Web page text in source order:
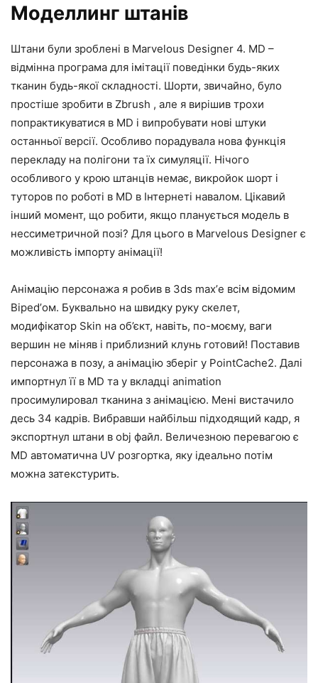
Моделлинг штанів
Штани були зроблені в Marvelous Designer 4. MD –
відмінна програма для імітації поведінки будь-яких
тканин будь-якої складності. Шорти, звичайно, було
простіше зробити в Zbrush , але я вирішив трохи
попрактикуватися в MD і випробувати нові штуки
останньої версії. Особливо порадувала нова функція
перекладу на полігони та їх симуляції. Нічого
особливого у крою штанців немає, викройок шорт і
туторов по роботі в MD в Інтернеті навалом. Цікавий
інший момент, що робити, якщо планується модель в
нессиметричной позі? Для цього в Marvelous Designer є
можливість імпорту анімації!
Анімацію персонажа я робив в 3ds max’е всім відомим
Biped’ом. Буквально на швидку руку скелет,
модифікатор Skin на об’єкт, навіть, по-моєму, ваги
вершин не міняв і приблизний клунь готовий! Поставив
персонажа в позу, а анімацію зберіг у PointCache2. Далі
импортнул її в MD та у вкладці animation
просимулировал тканина з анімацією. Мені вистачило
десь 34 кадрів. Вибравши найбільш підходящий кадр, я
экспортнул штани в obj файл. Величезною перевагою є
MD автоматична UV розгортка, яку ідеально потім
можна затекстурить.